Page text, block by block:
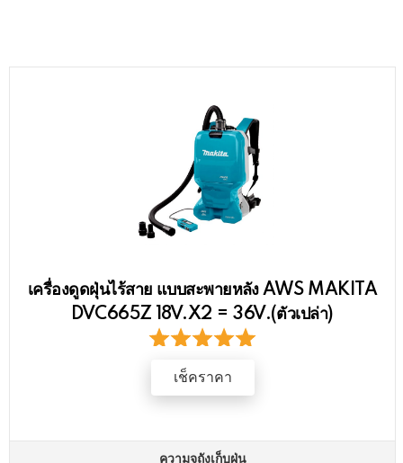
เครื่องดูดฝุ่นไร้สาย แบบสะพายหลัง AWS MAKITA
DVC665Z 18V.X2 = 36V.(ตัวเปล่า)
เช็คราคา
ความจุถังเก็บฝุ่น